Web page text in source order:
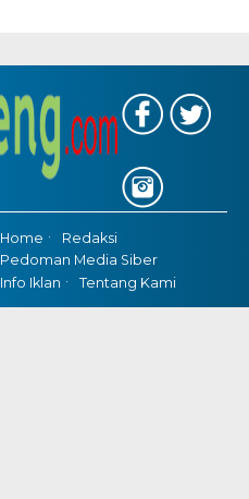
Home
Redaksi
Pedoman Media Siber
Info Iklan
Tentang Kami